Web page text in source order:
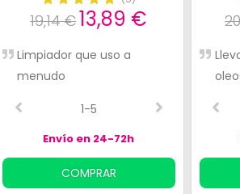
Facilidad de uso y cumple
con las espectativas
Ya llevo 2
producto y
19,14 €13,89 €
Limpiador que uso a
menudo
1-5
regular
acné y
Envío en 24-72h
COMPRAR